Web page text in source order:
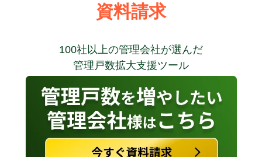
資料請求
100社以上の管理会社が選んだ
管理戸数拡大支援ツール